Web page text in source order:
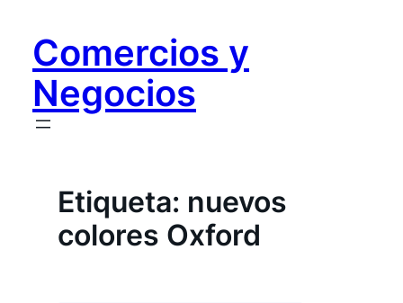
contenido
Comercios y
Negocios
Etiqueta: nuevos
colores Oxford